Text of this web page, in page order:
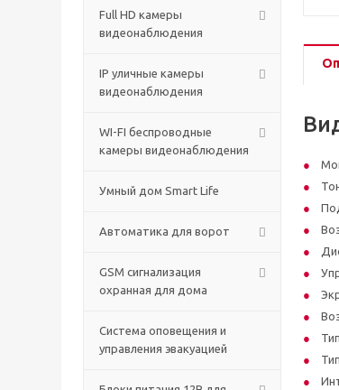
Full HD камеры
видеонаблюдения
IP уличные камеры
видеонаблюдения
WI-FI беспроводные
камеры видеонаблюдения
Умный дом Smart Life
Автоматика для ворот
GSM сигнализация
охранная для дома
Cистема оповещения и
управления эвакуацией